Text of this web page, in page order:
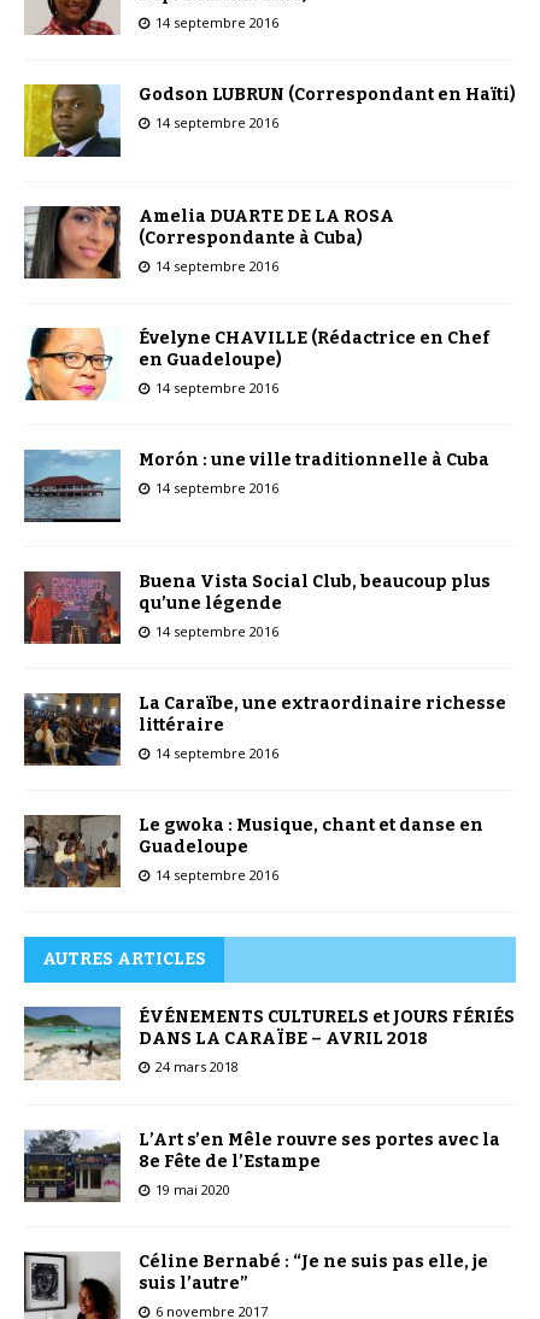
14 septembre 2016
Godson LUBRUN (Correspondant en Haïti)
14 septembre 2016
Amelia DUARTE DE LA ROSA
(Correspondante à Cuba)
14 septembre 2016
Évelyne CHAVILLE (Rédactrice en Chef
en Guadeloupe)
14 septembre 2016
Morón : une ville traditionnelle à Cuba
14 septembre 2016
Buena Vista Social Club, beaucoup plus
qu’une légende
14 septembre 2016
La Caraïbe, une extraordinaire richesse
littéraire
14 septembre 2016
Le gwoka : Musique, chant et danse en
Guadeloupe
14 septembre 2016
AUTRES ARTICLES
ÉVÉNEMENTS CULTURELS et JOURS FÉRIÉS
DANS LA CARAÏBE – AVRIL 2018
24 mars 2018
L’Art s’en Mêle rouvre ses portes avec la
8e Fête de l’Estampe
19 mai 2020
Céline Bernabé : “Je ne suis pas elle, je
suis l’autre”
6 novembre 2017